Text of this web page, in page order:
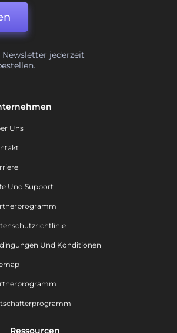
Newsletter jederzeit
Uns
Und Support
Und Konditionen
Ressourcen